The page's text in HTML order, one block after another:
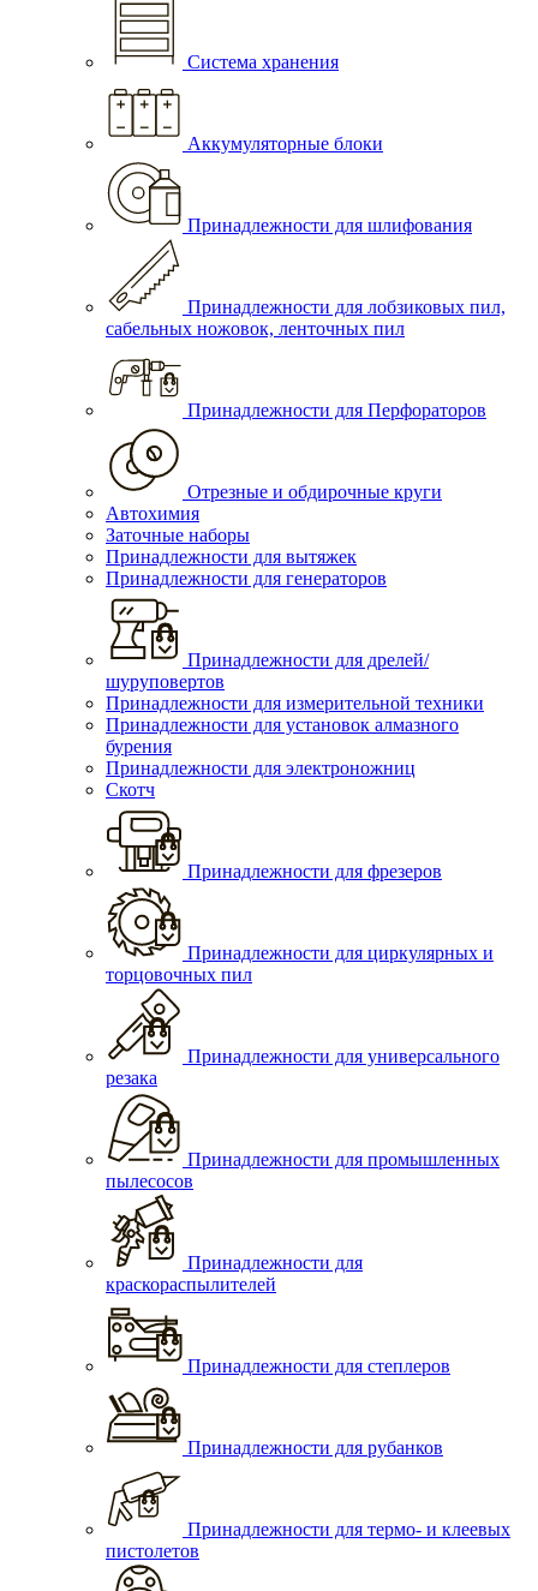
Система хранения
Аккумуляторные блоки
Принадлежности для шлифования
Принадлежности для лобзиковых пил,
сабельных ножовок, ленточных пил
Принадлежности для Перфораторов
Отрезные и обдирочные круги
Автохимия
Заточные наборы
Принадлежности для вытяжек
Принадлежности для генераторов
Принадлежности для дрелей/
шуруповертов
Принадлежности для измерительной техники
Принадлежности для установок алмазного
бурения
Принадлежности для электроножниц
Скотч
Принадлежности для фрезеров
Принадлежности для циркулярных и
торцовочных пил
Принадлежности для универсального
резака
Принадлежности для промышленных
пылесосов
Принадлежности для
краскораспылителей
Принадлежности для степлеров
Принадлежности для рубанков
Принадлежности для термо- и клеевых
пистолетов